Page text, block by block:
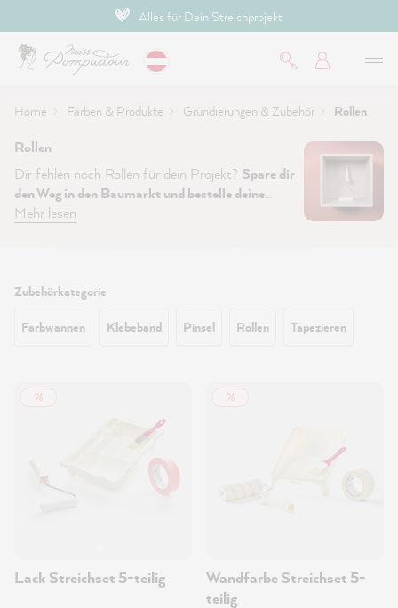
Alles für Dein Streichprojekt
Home Farben & Produkte Grundierungen & Zubehör Rollen
Rollen
Dir fehlen noch Rollen für dein Projekt? Spare dir
den Weg in den Baumarkt und bestelle deine
Farbrollen einfach mit deiner Farbe.
Mehr lesen
Zubehörkategorie
Farbwannen Klebeband Pinsel Rollen Tapezieren
%
Lack Streichset 5-teilig
%
Wandfarbe Streichset 5-
teilig